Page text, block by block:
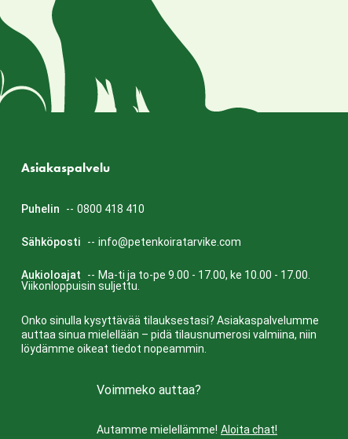
Asiakaspalvelu
Puhelin -- 0800 418 410
Sähköposti -- info@petenkoiratarvike.com
Aukioloajat -- Ma-ti ja to-pe 9.00 - 17.00, ke 10.00 - 17.00.
Viikonloppuisin suljettu.
Onko sinulla kysyttävää tilauksestasi? Asiakaspalvelumme
auttaa sinua mielellään – pidä tilausnumerosi valmiina, niin
löydämme oikeat tiedot nopeammin.
Voimmeko auttaa?
Autamme mielellämme! Aloita chat!